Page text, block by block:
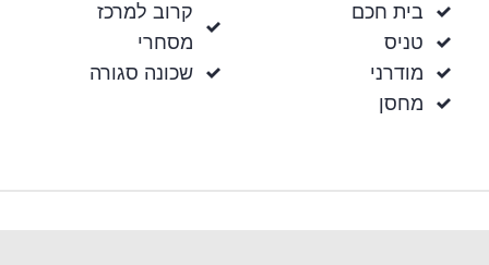
בית חכם
טניס
מודרני
מחסן
קרוב למרכז
מסחרי
שכונה סגורה